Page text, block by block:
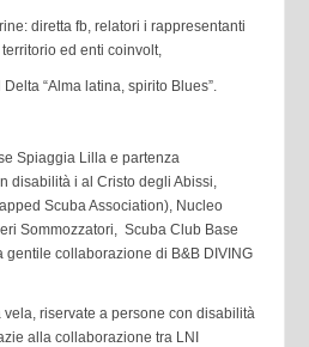
diretta fb, relatori i rappresentanti
ed enti coinvolt,
“Alma latina, spirito Blues”.
Spiaggia Lilla e partenza
disabilità i al Cristo degli Abissi,
Scuba Association), Nucleo
Sommozzatori, Scuba Club Base
gentile collaborazione di B&B DIVING
riservate a persone con disabilità
alla collaborazione tra LNI